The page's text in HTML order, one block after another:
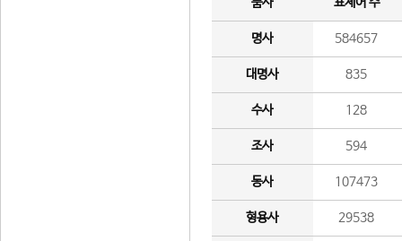
명사 584657
대명사 835
수사 128
조사 594
동사 107473
형용사 29538